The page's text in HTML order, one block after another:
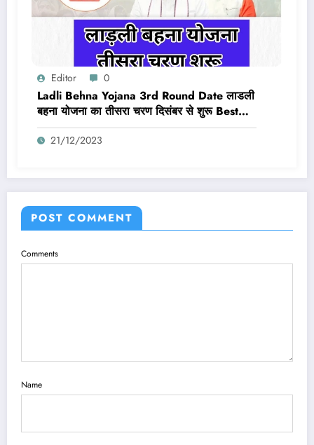
Editor 0
Ladli Behna Yojana 3rd Round Date लाडली
बहना योजना का तीसरा चरण दिसंबर से शुरू Best
Link Active
21/12/2023
POST COMMENT
Comments
Name